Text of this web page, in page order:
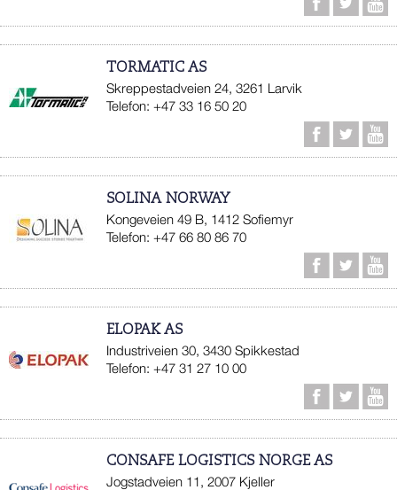
TORMATIC AS
Skreppestadveien 24, 3261 Larvik
Telefon: +47 33 16 50 20
SOLINA NORWAY
Kongeveien 49 B, 1412 Sofiemyr
Telefon: +47 66 80 86 70
ELOPAK AS
Industriveien 30, 3430 Spikkestad
Telefon: +47 31 27 10 00
CONSAFE LOGISTICS NORGE AS
Jogstadveien 11, 2007 Kjeller